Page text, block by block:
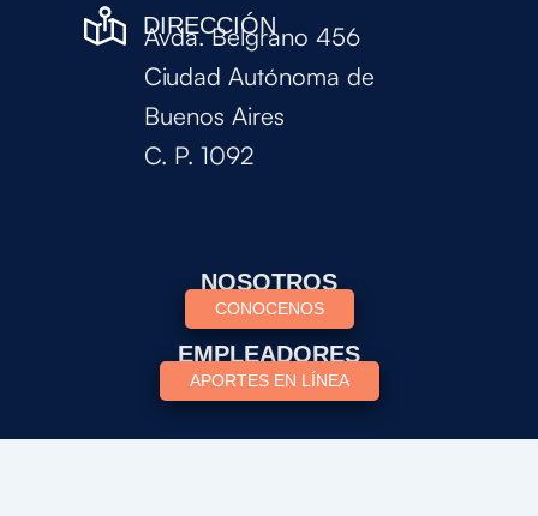
DIRECCIÓN
Avda. Belgrano 456
Ciudad Autónoma de
Buenos Aires
C. P. 1092
NOSOTROS
CONOCENOS
EMPLEADORES
APORTES EN LÍNEA